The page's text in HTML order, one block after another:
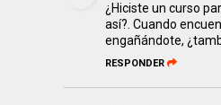
¿Hiciste un curso
así?. Cuando
engañándote,
RESPONDER